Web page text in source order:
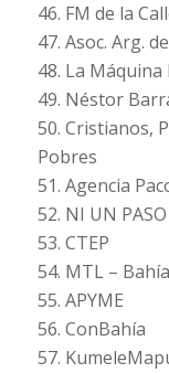
46. FM de la
47. Asoc. Arg.
48. La Máquina
49. Néstor
50. Cristianos,
Pobres
51. Agencia
52. NI UN
53. CTEP
54. MTL –
55. APYME
56. ConBahía
57.